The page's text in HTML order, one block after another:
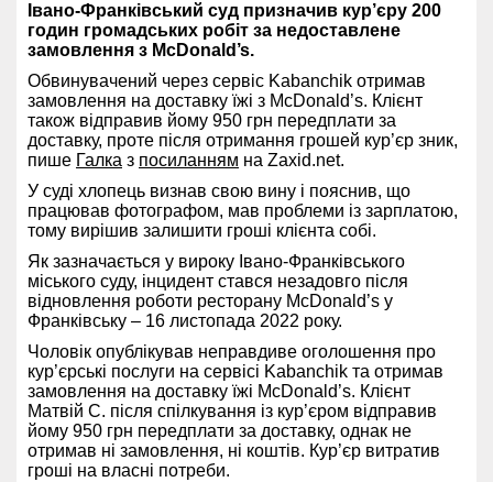
Івано-Франківський суд призначив кур’єру 200
годин громадських робіт за недоставлене
замовлення з McDonald’s.
Обвинувачений через сервіс Kabanchik отримав
замовлення на доставку їжі з McDonald’s. Клієнт
також відправив йому 950 грн передплати за
доставку, проте після отримання грошей кур’єр зник,
пише Галка з посиланням на Zaxid.net.
У суді хлопець визнав свою вину і пояснив, що
працював фотографом, мав проблеми із зарплатою,
тому вирішив залишити гроші клієнта собі.
Як зазначається у вироку Івано-Франківського
міського суду, інцидент стався незадовго після
відновлення роботи ресторану McDonald’s у
Франківську – 16 листопада 2022 року.
Чоловік опублікував неправдиве оголошення про
кур’єрські послуги на сервісі Kabanchik та отримав
замовлення на доставку їжі McDonald’s. Клієнт
Матвій С. після спілкування із кур’єром відправив
йому 950 грн передплати за доставку, однак не
отримав ні замовлення, ні коштів. Кур’єр витратив
гроші на власні потреби.